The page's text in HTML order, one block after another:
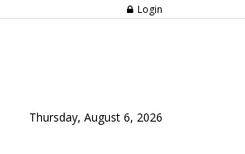
Login
Thursday, August 6, 2026